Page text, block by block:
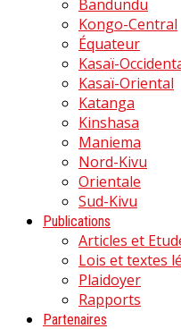
Bandundu
Kongo-Central
Équateur
Kasaï-
Kasaï-Oriental
Katanga
Kinshasa
Maniema
Nord-Kivu
Orientale
Sud-Kivu
Publications
Articles et
Lois et textes
Plaidoyer
Rapports
Partenaires